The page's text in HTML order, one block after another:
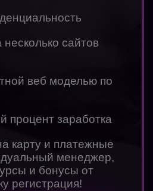
сайтов
веб моделью по
процент заработка
карту и платежные
менеджер,
и бонусы от
регистрация!